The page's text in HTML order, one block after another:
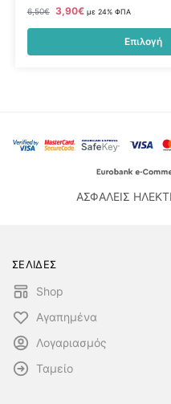
6,50€ 3,90€ με 24% ΦΠΑ
Επιλογή
ΑΣΦΑΛΕΙΣ
ΣΕΛΙΔΕΣ
Shop
Αγαπημένα
Λογαριασμός
Ταμείο